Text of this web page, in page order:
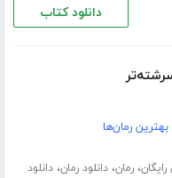
دانلود کتاب
بهترین رمان‌ها
رایگان،رمان،دانلود رمان،دانلود